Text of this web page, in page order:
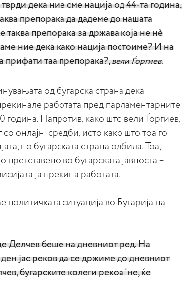
дека ние сме нација од 44-та година,
препорака да дадеме до нашата
препорака за држава која не нè
ние дека како нација постоиме? И на
прифати таа препорака?,вели Ѓоргиев.
од бугарска страна дека
работата пред парламентарните
година. Напротив, како што вели Ѓоргиев,
онлајн-средби, исто како што тоа го
но бугарската страна одбила. Тоа,
во бугарската јавноста –
ја прекина работата.
политичката ситуација во Бугарија на
Делчев беше на дневниот ред. На
јас реков да се држиме до дневниот
бугарските колеги рекоа ’не, ќе